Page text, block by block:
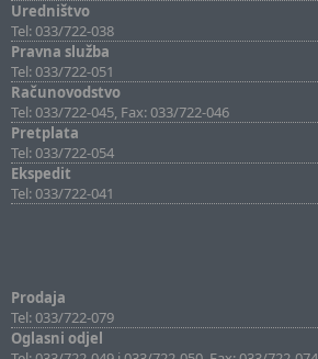
Uredništvo
Tel: 033/722-038
Pravna služba
Tel: 033/722-051
Računovodstvo
Tel: 033/722-045, Fax: 033/722-046
Pretplata
Tel: 033/722-054
Ekspedit
Tel: 033/722-041
Prodaja
Tel: 033/722-079
Oglasni odjel